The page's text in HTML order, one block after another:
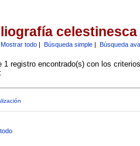
celestinesca
Mostrar todo| Búsqueda simple| Búsqueda
1 registro encontrado(s) con los